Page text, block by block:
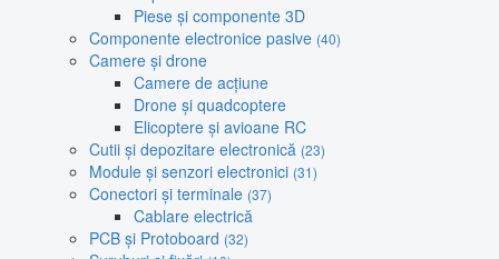
Piese și componente 3D
Componente electronice pasive (40)
Camere și drone
Camere de acțiune
Drone și quadcoptere
Elicoptere și avioane RC
Cutii și depozitare electronică (23)
Module și senzori electronici (31)
Conectori și terminale (37)
Cablare electrică
PCB și Protoboard (32)